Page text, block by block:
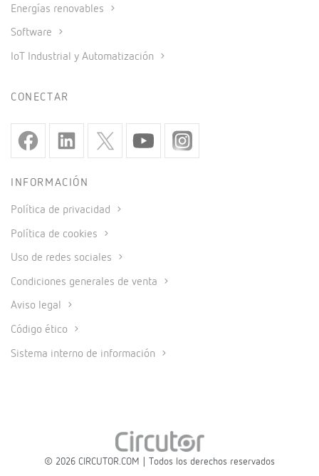
Energías renovables
Software
IoT Industrial y Automatización
CONECTAR
INFORMACIÓN
Política de privacidad
Política de cookies
Uso de redes sociales
Condiciones generales de venta
Aviso legal
Código ético
Sistema interno de información
© 2026 CIRCUTOR.COM | Todos los derechos reservados